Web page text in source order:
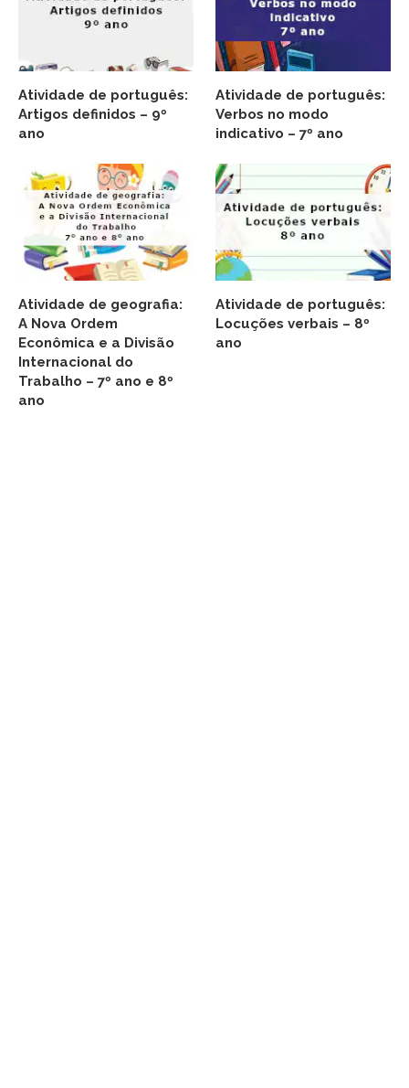
Atividade de português:
Artigos definidos – 9º
ano
Atividade de português:
Verbos no modo
indicativo – 7º ano
Atividade de geografia:
A Nova Ordem
Econômica e a Divisão
Internacional do
Trabalho – 7º ano e 8º
ano
Atividade de português:
Locuções verbais – 8º
ano